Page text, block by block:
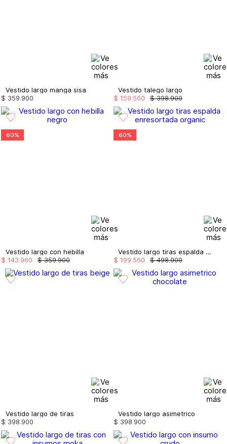
Vestido largo manga sisa
$ 359.900
Vestido talego largo
$ 398.900
$ 159.560
60%
Vestido largo con hebilla
$ 359.900
$ 143 960
60%
Vestido largo tiras espalda enresortada
$ 498.900
$ 199 560
Vestido largo de tiras
$ 398 900
Vestido largo asimetrico
$ 398 900